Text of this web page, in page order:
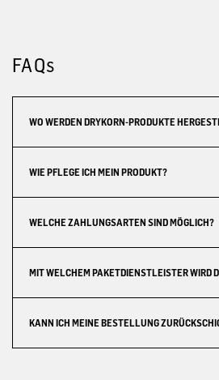
FAQs
WO WERDEN DRYKORN-PRODUKTE
WIE PFLEGE ICH MEIN PRODUKT?
WELCHE ZAHLUNGSARTEN SIND MÖGLICH?
MIT WELCHEM PAKETDIENSTLEISTER WIRD
KANN ICH MEINE BESTELLUNG